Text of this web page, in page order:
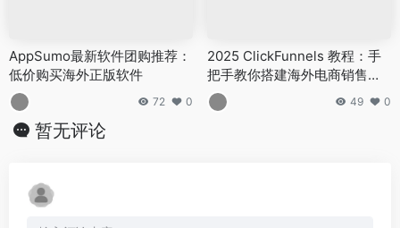
AppSumo最新软件团购推荐：
低价购买海外正版软件
72 0
2025 ClickFunnels 教程：手
把手教你搭建海外电商销售漏
斗(CartFunnels)
49 0
暂无评论